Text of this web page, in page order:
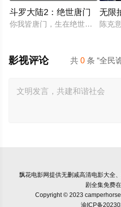
斗罗大陆2：绝世唐门
你我皆唐门，生在绝世中——腾
无限
陈克
共0 条 “全民
影视评论
飘花电影网提供无删减高清电影大全
剧全集免费
Copyright © 2023
渝ICP备